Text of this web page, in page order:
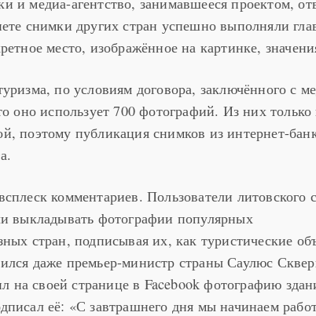
снимки других стран успешно выполняли
место, изображённое на картинке,
по условиям договора, заключённого с
оно использует 700 фотографий. Из них
поэтому публикация снимков из интернет-
комментариев. Пользователи литовского
выкладывать фотографии популярных
стран, подписывая их, как туристические
даже премьер-министр страны Саулюс
своей странице в Facebook фотографию
её: «С завтрашнего дня мы начинаем